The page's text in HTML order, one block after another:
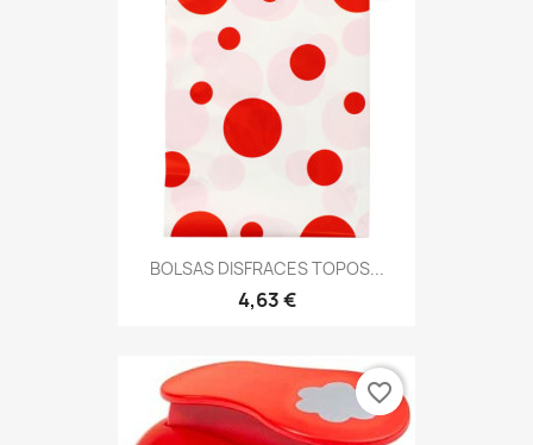
BOLSAS DISFRACES TOPOS...
4,63 €
favorite_border